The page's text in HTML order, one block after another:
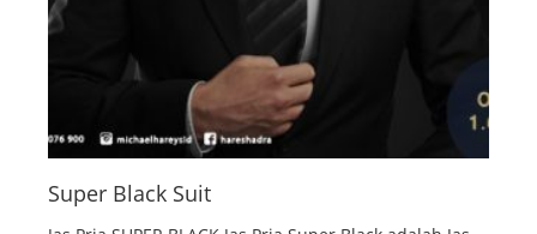
Super Black Suit